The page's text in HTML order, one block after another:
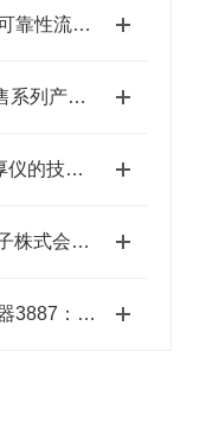
雅玛达隔膜泵：高可靠性流体输送的工业优选
我司''藤田光学''销售系列产品成为日本MUSASHI武蔵新的代理店
大塚电子Smart膜厚仪的技术特点与应用优势
日本otsuka大塚电子株式会社【NEW】新品光波动场三次元显微镜MINUK
加野尘埃粒子计数器3887：洁净环境中的“微观哨兵”与洁净度“审计官”